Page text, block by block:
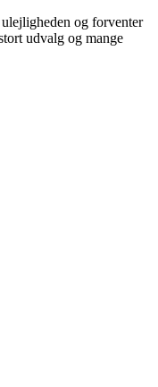
og forventer
udvalg og mange